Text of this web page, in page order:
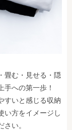
畳む・見せる・隠
への第一歩！
すいと感じる収納
い方をイメージし
い。